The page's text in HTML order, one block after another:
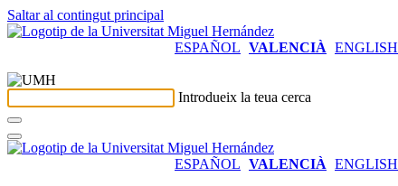
Saltar al contingut principal
ESPAÑOL VALENCIÀ ENGLISH
Introdueix la teua cerca
ESPAÑOL VALENCIÀ ENGLISH